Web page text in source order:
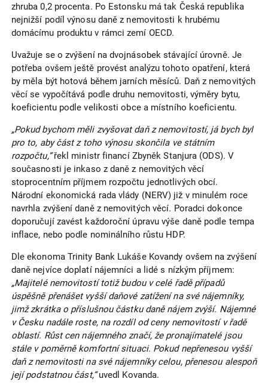
zhruba 0,2 procenta. Po Estonsku má tak Česká republika
nejnižší podíl výnosu daně z nemovitosti k hrubému
domácímu produktu v rámci zemí OECD.
Uvažuje se o zvýšení na dvojnásobek stávající úrovně. Je
potřeba ovšem ještě provést analýzu tohoto opatření, která
by měla být hotová během jarních měsíců. Daň z nemovitých
věcí se vypočítává podle druhu nemovitosti, výměry bytu,
koeficientu podle velikosti obce a místního koeficientu.
„Pokud bychom měli zvyšovat daň z nemovitostí, já bych byl
pro to, aby část z toho výnosu skončila ve státním
rozpočtu,“řekl ministr financí Zbyněk Stanjura (ODS). V
současnosti je inkaso z daně z nemovitých věcí
stoprocentním příjmem rozpočtu jednotlivých obcí.
Národní ekonomická rada vlády (NERV) již v minulém roce
navrhla zvýšení daně z nemovitých věcí. Poradci dokonce
doporučují zavést každoroční úpravu výše daně podle tempa
inflace, nebo podle nominálního růstu HDP.
Dle ekonoma Trinity Bank Lukáše Kovandy ovšem na zvýšení
daně nejvíce doplatí nájemníci a lidé s nízkým příjmem:
„Majitelé nemovitostí totiž budou v celé řadě případů
úspěšně přenášet vyšší daňové zatížení na své nájemníky,
jimž zkrátka o příslušnou částku daně nájem zvýší. Nájemné
v Česku nadále roste, na rozdíl od ceny nemovitostí v řadě
oblastí. Růst cen nájemného značí, že pronajímatelé jsou
stále v poměrně komfortní situaci. Pokud nepřenesou vyšší
daň z nemovitosti na své nájemníky celou, přenesou alespoň
její podstatnou část,“uvedl Kovanda.